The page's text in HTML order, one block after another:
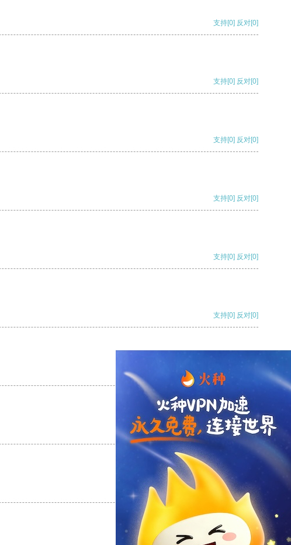
支持[0] 反对[0]
支持[0] 反对[0]
支持[0] 反对[0]
支持[0] 反对[0]
支持[0] 反对[0]
支持[0] 反对[0]
支持
支持[0] 反对[0]
支持[0] 反对[0]